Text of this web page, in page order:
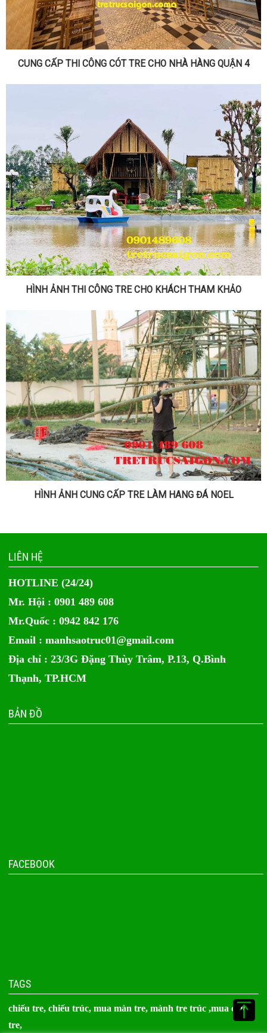
CUNG CẤP THI CÔNG CÓT TRE CHO NHÀ HÀNG QUẬN 4
HÌNH ẢNH THI CÔNG TRE CHO KHÁCH THAM KHẢO
HÌNH ẢNH CUNG CẤP TRE LÀM HANG ĐÁ NOEL
LIÊN HỆ
HOTLINE (24/24)
Mr. Hội : 0901 489 608
Mr.Quốc : 0942 842 176
Email :manhsaotruc01@gmail.com
Địa chỉ : 23/3G Đặng Thùy Trâm, P.13, Q.Bình
Thạnh, TP.HCM
BẢN ĐỒ
FACEBOOK
TAGS
chiếu tre,chiếu trúc, mua màn tre,mành tre trúc ,mua cây
tre,